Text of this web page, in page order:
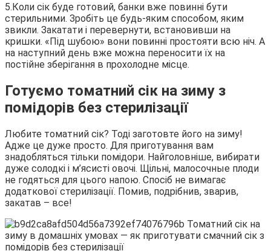
5.Коли сік буде готовий, банки вже повинні бути
стерильними. Зробіть це будь-яким способом, яким
звикли. Закатати і перевернути, встановивши на
кришки. «Під шубою» вони повинні простояти всю ніч. А
на наступний день вже можна переносити їх на
постійне зберігання в прохолодне місце.
Готуємо томатний сік на зиму з
помідорів без стерилізації
Любите томатний сік? Тоді заготовте його на зиму!
Адже це дуже просто. Для приготування вам
знадобляться тільки помідори. Найголовніше, вибирати
дуже солодкі і м’ясисті овочі. Щільні, малосочные плоди
не годяться для цього напою. Спосіб не вимагає
додаткової стерилізації. Помив, подрібнив, зварив,
закатав – все!